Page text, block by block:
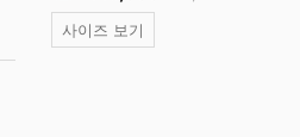
사이즈 보기